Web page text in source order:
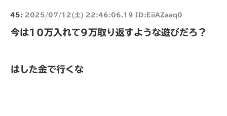
45: 2025/07/12(土) 22:46:06.19 ID:EiiAZaaq0
今は10万入れて9万取り返すような遊びだろ？
はした金で行くな